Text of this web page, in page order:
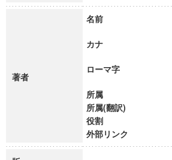
著者
名前
カナ
ローマ字
所属
所属(翻訳)
役割
外部リンク